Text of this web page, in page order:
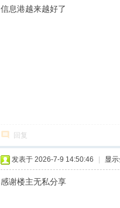
信息港越来越好了
回复
发表于 2026-7-9 14:50:46 显
感谢楼主无私分享